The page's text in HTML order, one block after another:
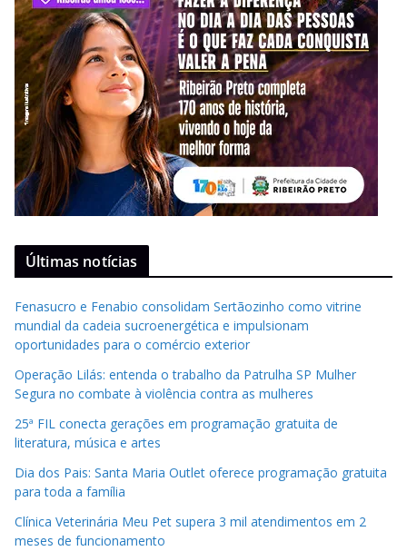
Últimas notícias
Fenasucro e Fenabio consolidam Sertãozinho como vitrine
mundial da cadeia sucroenergética e impulsionam
oportunidades para o comércio exterior
Operação Lilás: entenda o trabalho da Patrulha SP Mulher
Segura no combate à violência contra as mulheres
25ª FIL conecta gerações em programação gratuita de
literatura, música e artes
Dia dos Pais: Santa Maria Outlet oferece programação gratuita
para toda a família
Clínica Veterinária Meu Pet supera 3 mil atendimentos em 2
meses de funcionamento